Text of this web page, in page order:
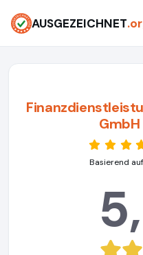
AUSGEZEICHNET
GmbH
Basierend